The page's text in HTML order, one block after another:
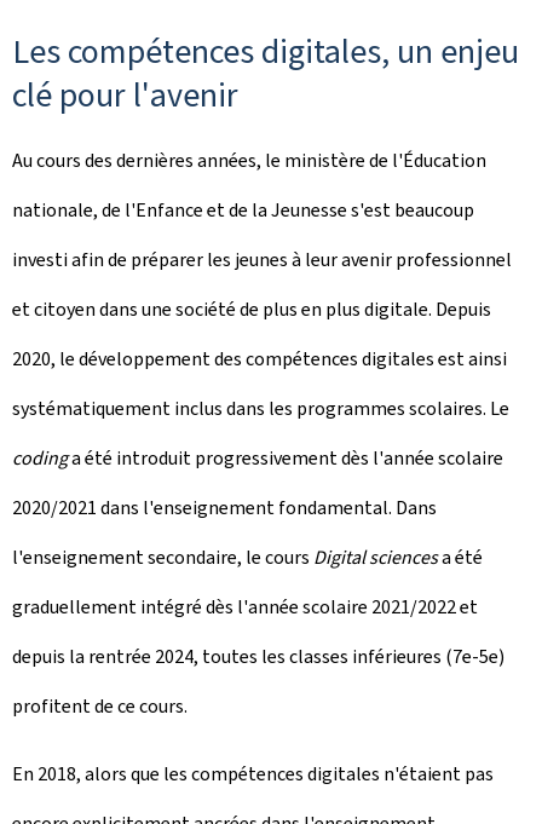
Les compétences digitales, un enjeu
clé pour l'avenir
Au cours des dernières années, le ministère de l'Éducation
nationale, de l'Enfance et de la Jeunesse s'est beaucoup
investi afin de préparer les jeunes à leur avenir professionnel
et citoyen dans une société de plus en plus digitale. Depuis
2020, le développement des compétences digitales est ainsi
systématiquement inclus dans les programmes scolaires. Le
codinga été introduit progressivement dès l'année scolaire
2020/2021 dans l'enseignement fondamental. Dans
l'enseignement secondaire, le cours Digital sciencesa été
graduellement intégré dès l'année scolaire 2021/2022 et
depuis la rentrée 2024, toutes les classes inférieures (7e-5e)
profitent de ce cours.
En 2018, alors que les compétences digitales n'étaient pas